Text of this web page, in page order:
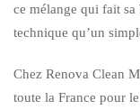
ce mélange qui fait
technique qu’un
Chez Renova Clean
toute la France pour